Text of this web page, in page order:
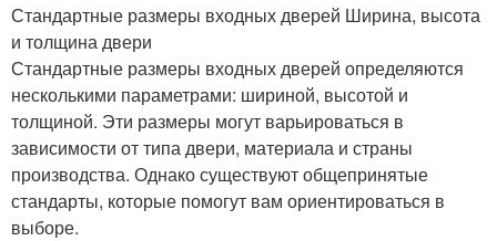
Стандартные размеры входных дверей Ширина, высота
и толщина двери
Стандартные размеры входных дверей определяются
несколькими параметрами: шириной, высотой и
толщиной. Эти размеры могут варьироваться в
зависимости от типа двери, материала и страны
производства. Однако существуют общепринятые
стандарты, которые помогут вам ориентироваться в
выборе.